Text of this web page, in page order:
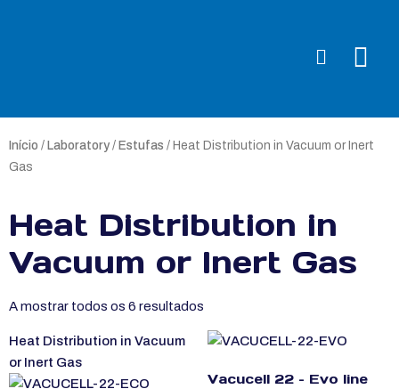
Início / Laboratory / Estufas / Heat Distribution in Vacuum or Inert
Gas
Heat Distribution in
Vacuum or Inert Gas
A mostrar todos os 6 resultados
Heat Distribution in Vacuum
or Inert Gas
Vacucell 22 – Evo line